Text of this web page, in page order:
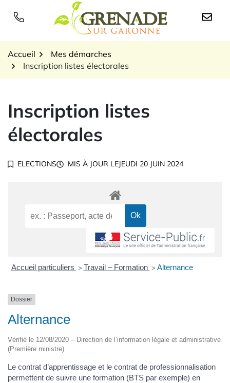
Logo Grenade sur
Accueil
Mes démarches
Inscription listes électorales
Inscription listes
électorales
ELECTIONS MIS À JOUR LEJEUDI 20 JUIN 2024
Accueil particuliers > Travail – Formation > Alternance
Dossier
Alternance
Vérifié le 12/08/2020 – Direction de l’information légale et administrative
(Première ministre)
Le contrat d’apprentissage et le contrat de professionnalisation
permettent de suivre une formation (BTS par exemple) en